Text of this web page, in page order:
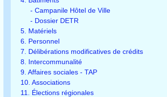
- Campanile Hôtel de Ville
- Dossier DETR
5. Matériels
6. Personnel
7. Délibérations modificatives de crédits
8. Intercommunalité
9. Affaires sociales - TAP
10. Associations
11. Élections régionales